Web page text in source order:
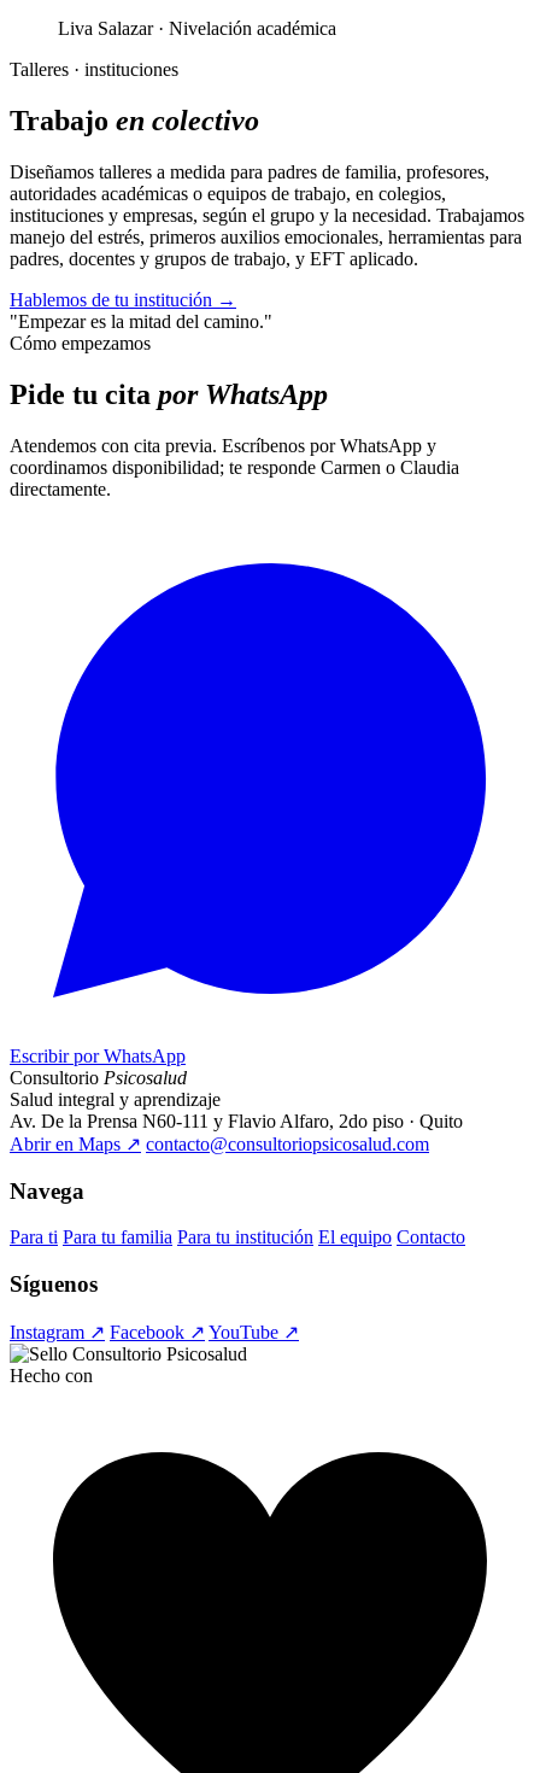
Liva Salazar · Nivelación académica
Talleres · instituciones
Trabajo en colectivo
Diseñamos talleres a medida para padres de familia, profesores,
autoridades académicas o equipos de trabajo, en colegios,
instituciones y empresas, según el grupo y la necesidad. Trabajamos
manejo del estrés, primeros auxilios emocionales, herramientas para
padres, docentes y grupos de trabajo, y EFT aplicado.
Hablemos de tu institución →
"Empezar es la mitad del camino."
Cómo empezamos
Pide tu cita por WhatsApp
Atendemos con cita previa. Escríbenos por WhatsApp y
coordinamos disponibilidad; te responde Carmen o Claudia
directamente.
Escribir por WhatsApp
Consultorio Psicosalud
Salud integral y aprendizaje
Av. De la Prensa N60-111 y Flavio Alfaro, 2do piso · Quito
Abrir en Maps ↗ contacto@consultoriopsicosalud.com
Navega
Para ti Para tu familia Para tu institución El equipo Contacto
Síguenos
Instagram ↗ Facebook ↗ YouTube ↗
Hecho con